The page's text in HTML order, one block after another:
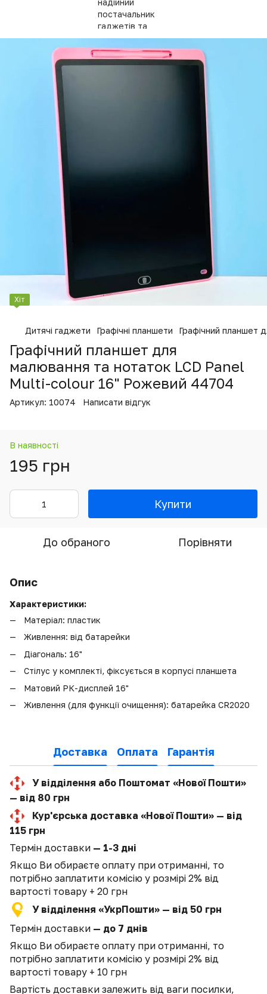
Хіт
Дитячі гаджети Графічні планшети Графічний планшет
Графічний планшет для
малювання та нотаток LCD Panel
Multi-colour 16" Рожевий 44704
Артикул: 10074 Написати відгук
В наявності
195 грн
Купити
До обраного Порівняти
Опис
Характеристики:
Матеріал: пластик
Живлення: від батарейки
Діагональ: 16"
Стілус у комплекті, фіксується в корпусі планшета
Матовий РК-дисплей 16"
Живлення (для функції очищення): батарейка CR2020
Доставка Оплата Гарантія
У відділення або Поштомат «Нової Пошти»
— від 80 грн
Кур'єрська доставка «Нової Пошти» — від
115 грн
Термін доставки — 1-3 дні
Якщо Ви обираєте оплату при отриманні, то
потрібно заплатити комісію у розмірі 2% від
вартості товару + 20 грн
У відділення «УкрПошти» — від 50 грн
Термін доставки — до 7 днів
Якщо Ви обираєте оплату при отриманні, то
потрібно заплатити комісію у розмірі 2% від
вартості товару + 10 грн
Вартість доставки залежить від ваги посилки,